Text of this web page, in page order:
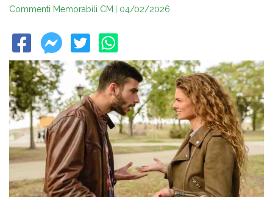
Commenti Memorabili CM | 04/02/2026